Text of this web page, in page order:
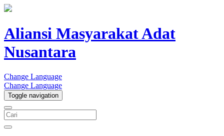
Aliansi Masyarakat Adat
Nusantara
Change Language
Change Language
Toggle navigation